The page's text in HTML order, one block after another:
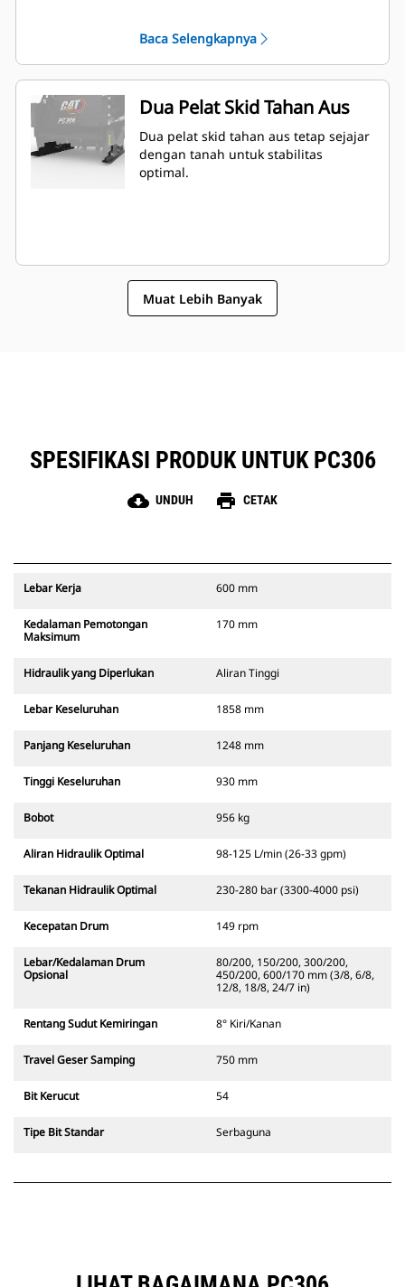
Baca Selengkapnya
Dua Pelat Skid Tahan Aus
Dua pelat skid tahan aus tetap sejajar
dengan tanah untuk stabilitas
optimal.
Muat Lebih Banyak
SPESIFIKASI PRODUK UNTUK PC306
cloud_download UNDUH print CETAK
Lebar Kerja 600 mm
Kedalaman Pemotongan
Maksimum
170 mm
Hidraulik yang Diperlukan Aliran Tinggi
Lebar Keseluruhan 1858 mm
Panjang Keseluruhan 1248 mm
Tinggi Keseluruhan 930 mm
Bobot 956 kg
Aliran Hidraulik Optimal 98-125 L/min (26-33 gpm)
Tekanan Hidraulik Optimal 230-280 bar (3300-4000 psi)
Kecepatan Drum 149 rpm
Lebar/Kedalaman Drum
Opsional
80/200, 150/200, 300/200,
450/200, 600/170 mm (3/8, 6/8,
12/8, 18/8, 24/7 in)
Rentang Sudut Kemiringan 8° Kiri/Kanan
Travel Geser Samping 750 mm
Bit Kerucut 54
Tipe Bit Standar Serbaguna